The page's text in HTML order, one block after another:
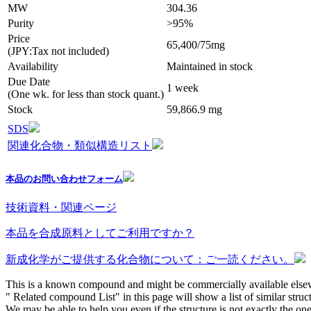
MW
304.36
Purity
>95%
Price
(JPY:Tax not included)
65,400/75mg
Availability
Maintained in stock
Due Date
(One wk. for less than stock quant.)
1 week
Stock
59,866.9 mg
SDS
関連化合物・類似構造リスト
本品のお問い合わせフォーム
技術資料・関連ページ
本品を合成原料としてご利用ですか？
新成化学がご提供する化合物について：ご一読ください。
This is a known compound and might be commercially available
" Related compound List" in this page will show a list of similar